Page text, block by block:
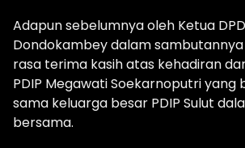
Adapun sebelumnya oleh Ketua
Dondokambey dalam
rasa terima kasih atas kehadiran
PDIP Megawati Soekarnoputri yang
sama keluarga besar PDIP Sulut
bersama.